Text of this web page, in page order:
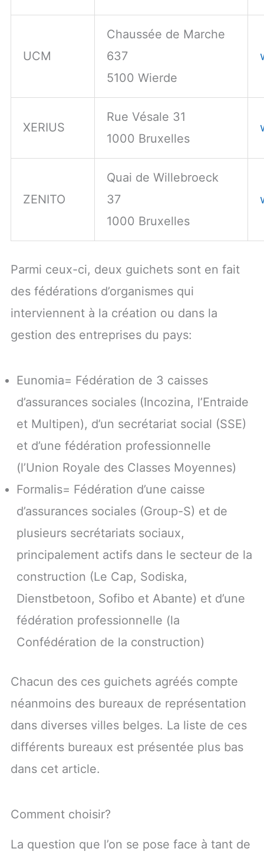
UCM
Chaussée de Marche
637
5100 Wierde
XERIUS
Rue Vésale 31
1000 Bruxelles
ZENITO
Quai de Willebroeck
37
1000 Bruxelles
Parmi ceux-ci, deux guichets sont en fait
des fédérations d’organismes qui
interviennent à la création ou dans la
gestion des entreprises du pays:
Eunomia= Fédération de 3 caisses
d’assurances sociales (Incozina, l’Entraide
et Multipen), d’un secrétariat social (SSE)
et d’une fédération professionnelle
(l’Union Royale des Classes Moyennes)
Formalis= Fédération d’une caisse
d’assurances sociales (Group-S) et de
plusieurs secrétariats sociaux,
principalement actifs dans le secteur de la
construction (Le Cap, Sodiska,
Dienstbetoon, Sofibo et Abante) et d’une
fédération professionnelle (la
Confédération de la construction)
Chacun des ces guichets agréés compte
néanmoins des bureaux de représentation
dans diverses villes belges. La liste de ces
différents bureaux est présentée plus bas
dans cet article.
Comment choisir?
La question que l’on se pose face à tant de